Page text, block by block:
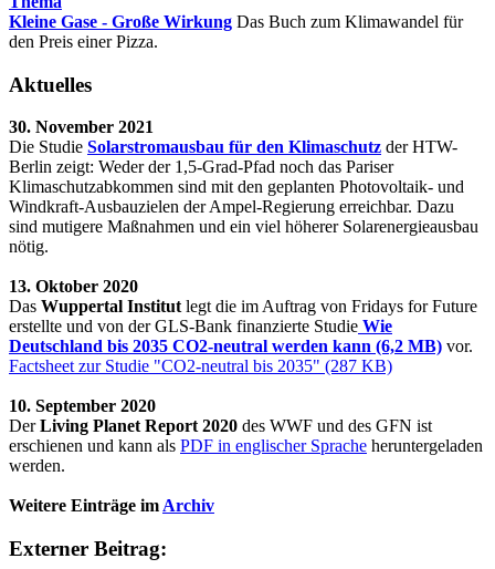
Kleine Gase - Große Wirkung Das Buch zum Klimawandel für
den Preis einer Pizza.
Aktuelles
30. November 2021
Die Studie Solarstromausbau für den Klimaschutz der HTW-
Berlin zeigt: Weder der 1,5-Grad-Pfad noch das Pariser
Klimaschutzabkommen sind mit den geplanten Photovoltaik- und
Windkraft-Ausbauzielen der Ampel-Regierung erreichbar. Dazu
sind mutigere Maßnahmen und ein viel höherer Solarenergieausbau
nötig.
13. Oktober 2020
Das Wuppertal Institut legt die im Auftrag von Fridays for Future
erstellte und von der GLS-Bank finanzierte Studie Wie
Deutschland bis 2035 CO2-neutral werden kann (6,2 MB) vor.
Factsheet zur Studie "CO2-neutral bis 2035" (287 KB)
10. September 2020
DerLiving Planet Report 2020 des WWF und des GFN ist
erschienen und kann als PDF in englischer Sprache heruntergeladen
werden.
Weitere Einträge im Archiv
Externer Beitrag: